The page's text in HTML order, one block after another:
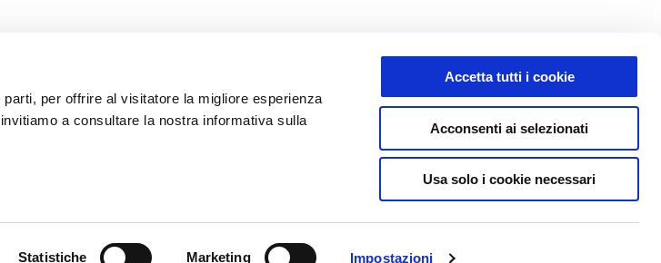
per offrire al visitatore la migliore esperienza
a consultare la nostra informativa sulla
Statistiche Marketing Impostazioni
Accetta tutti i cookie
Acconsenti ai selezionati
Usa solo i cookie necessari